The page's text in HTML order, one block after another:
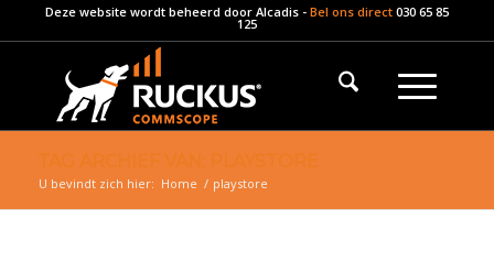
Deze website wordt beheerd door Alcadis- Bel ons direct 030 65 85
125
U bevindt zich hier: Home / playstore